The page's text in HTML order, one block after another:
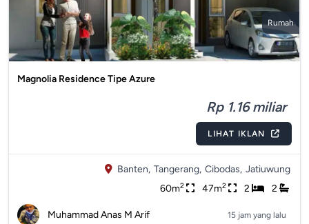
Rumah
Magnolia Residence Tipe Azure
Rp 1.16 miliar
LIHAT IKLAN
Banten, Tangerang, Cibodas, Jatiuwung
60m2 47m2 2 2
Muhammad Anas M Arif 15 jam yang lalu